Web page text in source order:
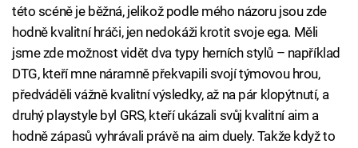
této scéně je běžná, jelikož podle mého názoru jsou zde
hodně kvalitní hráči, jen nedokáži krotit svoje ega. Měli
jsme zde možnost vidět dva typy herních stylů – například
DTG, kteří mne náramně překvapili svojí týmovou hrou,
předváděli vážně kvalitní výsledky, až na pár klopýtnutí, a
druhý playstyle byl GRS, kteří ukázali svůj kvalitní aim a
hodně zápasů vyhrávali právě na aim duely. Takže když to